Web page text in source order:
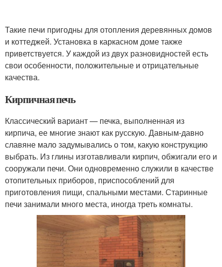
Такие печи пригодны для отопления деревянных домов
и коттеджей. Установка в каркасном доме также
приветствуется. У каждой из двух разновидностей есть
свои особенности, положительные и отрицательные
качества.
Кирпичная печь
Классический вариант — печка, выполненная из
кирпича, ее многие знают как русскую. Давным-давно
славяне мало задумывались о том, какую конструкцию
выбрать. Из глины изготавливали кирпич, обжигали его и
сооружали печи. Они одновременно служили в качестве
отопительных приборов, приспособлений для
приготовления пищи, спальными местами. Старинные
печи занимали много места, иногда треть комнаты.